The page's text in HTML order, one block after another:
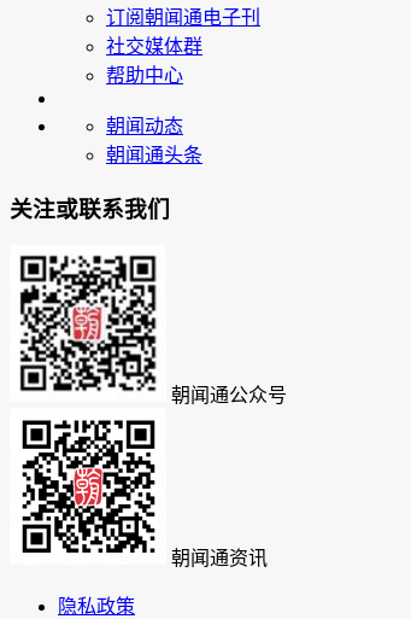
订阅朝闻通电子刊
社交媒体群
帮助中心
朝闻动态
朝闻通头条
关注或联系我们
朝闻通公众号
朝闻通资讯
隐私政策